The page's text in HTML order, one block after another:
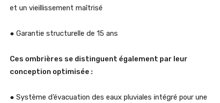
et un vieillissement maîtrisé
● Garantie structurelle de 15 ans
Ces ombrières se distinguent également par leur
conception optimisée :
● Système d’évacuation des eaux pluviales intégré pour une